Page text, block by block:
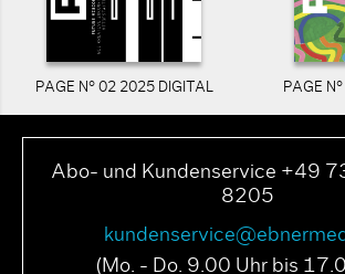
PAGE N° 02 2025 DIGITAL PAGE
Abo- und Kundenservice +49
8205
(Mo. - Do. 9.00 Uhr bis